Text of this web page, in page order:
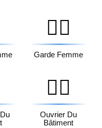
💂‍♀️
Garde Femme
👷‍♂️
Ouvrier Du
Bâtiment